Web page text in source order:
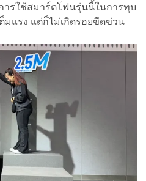
รใช้สมาร์ตโฟนรุ่นนี้ในการทุบ
มแรง แต่ก็ไม่เกิดรอยขีดข่วน